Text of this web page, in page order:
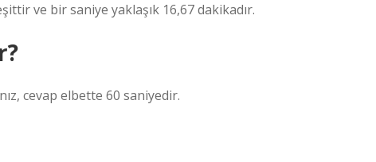
ve bir saniye yaklaşık 16,67 dakikadır.
cevap elbette 60 saniyedir.